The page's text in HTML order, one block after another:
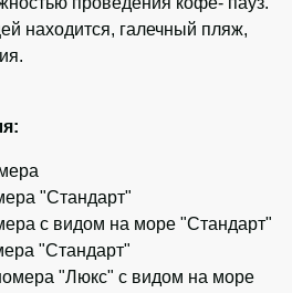
находится, галечный пляж,
"Стандарт"
с видом на море "Стандарт"
"Стандарт"
"Люкс" с видом на море